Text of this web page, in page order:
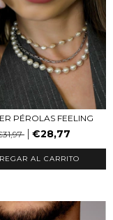
PÉROLAS FEELING
€28,77
AL CARRITO